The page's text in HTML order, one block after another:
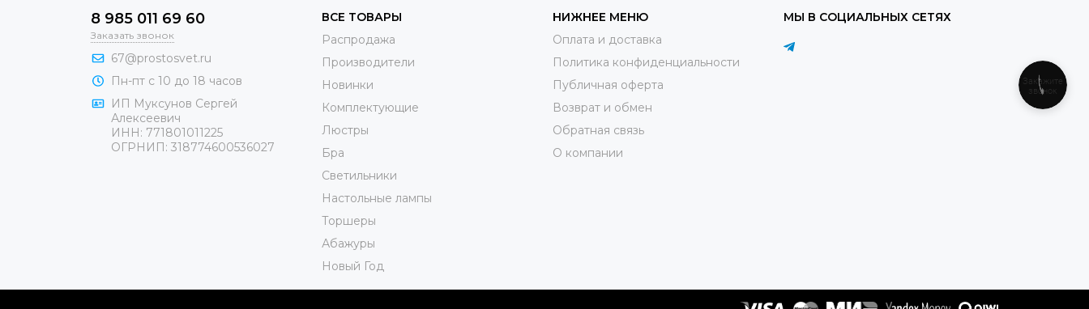
8 985 011 69 60
Заказать звонок
67@prostosvet.ru
Пн-пт с 10 до 18 часов
ИП Муксунов Сергей
Алексеевич
ИНН: 771801011225
ОГРНИП: 318774600536027
ВСЕ ТОВАРЫ
Распродажа
Производители
Новинки
Комплектующие
Люстры
Бра
Светильники
Настольные лампы
Торшеры
Абажуры
Новый Год
НИЖНЕЕ МЕНЮ
Оплата и доставка
Политика конфиденциальности
Публичная оферта
Возврат и обмен
Обратная связь
О компании
МЫ В СОЦИАЛЬНЫХ СЕТЯХ
Закажите
звонок